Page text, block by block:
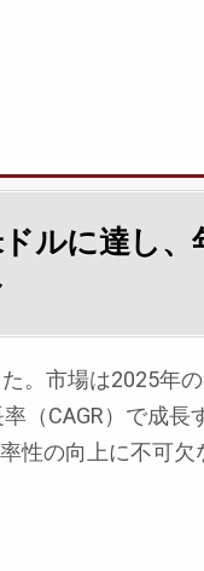
ドルに達し
。市場は2025年
（CAGR）で成長
性の向上に不可欠